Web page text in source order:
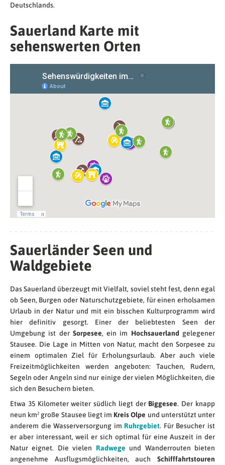
Deutschlands.
Sauerland Karte mit
sehenswerten Orten
Sauerländer Seen und
Waldgebiete
Das Sauerland überzeugt mit Vielfalt, soviel steht fest, denn egal
ob Seen, Burgen oder Naturschutzgebiete, für einen erholsamen
Urlaub in der Natur und mit ein bisschen Kulturprogramm wird
hier definitiv gesorgt. Einer der beliebtesten Seen der
Umgebung ist der Sorpesee, ein im Hochsauerland gelegener
Stausee. Die Lage in Mitten von Natur, macht den Sorpesee zu
einem optimalen Ziel für Erholungsurlaub. Aber auch viele
Freizeitmöglichkeiten werden angeboten: Tauchen, Rudern,
Segeln oder Angeln sind nur einige der vielen Möglichkeiten, die
sich den Besuchern bieten.
Etwa 35 Kilometer weiter südlich liegt der Biggesee. Der knapp
neun km² große Stausee liegt im Kreis Olpe und unterstützt unter
anderem die Wasserversorgung im Ruhrgebiet. Für Besucher ist
er aber interessant, weil er sich optimal für eine Auszeit in der
Natur eignet. Die vielen Radwege und Wanderrouten bieten
angenehme Ausflugsmöglichkeiten, auch Schifffahrtstouren